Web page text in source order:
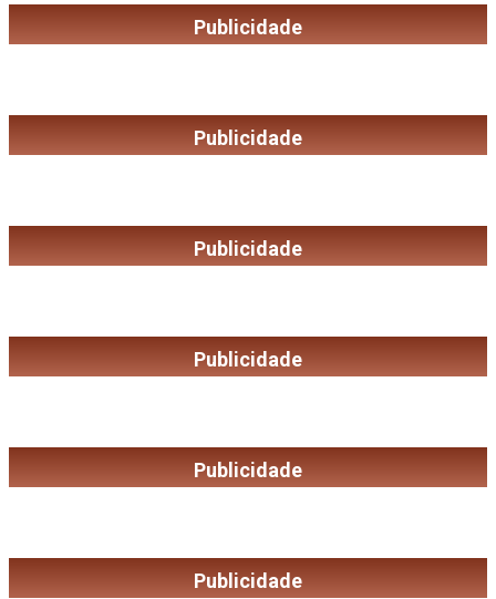
Publicidade
Publicidade
Publicidade
Publicidade
Publicidade
Publicidade